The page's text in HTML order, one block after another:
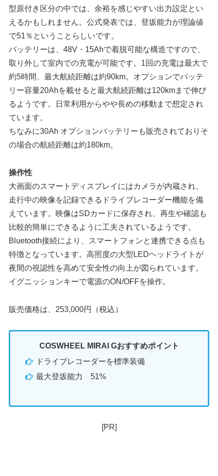
型原付き区分の中では、余裕を感じやすい出力設定とい
えるかもしれません。公式発表では、登坂能力が理論値
で51％ということらしいです。
バッテリーは、48V・15Ahで着脱可能な構造ですので、
取り外して室内での充電が可能です。1回の充電は最大で
約5時間、最大航続距離は約90km。オプションでバッテ
リー容量20Ahを載せると最大航続距離は120kmまで伸び
るようです。日常利用からやや長めの移動まで想定され
ています。
ちなみに30Ah オプションバッテリーも販売されておりそ
の場合の航続距離は約180km。
操作性
大画面のスマートディスプレイにはカメラが内蔵され、
走行中の映像を記録できるドライブレコーダー機能を備
えています。映像はSDカードに保存され、再生や確認も
比較的簡単にできるように工夫されているようです。
Bluetooth接続により、スマートフォンと連携できる点も
特徴となっています。高照度の大型LEDヘッドライトが
夜間の視認性を高めて安全性の向上が図られています。
イグニッションキーで電源のON/OFFを操作。
販売価格は、253,000円（税込）
COSWHEEL MIRAI Gおすすめポイント
ドライブレコーダーを標準装備
最大登坂能力 51%
[PR]